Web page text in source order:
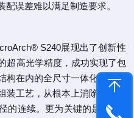
误差难以满足制造要求。
S240展现出了创新性
超高光学精度，成功实现了包
在内的全尺寸一体化成型。
工艺，从根本上消除了累积
的连续。更为关键的是，S24